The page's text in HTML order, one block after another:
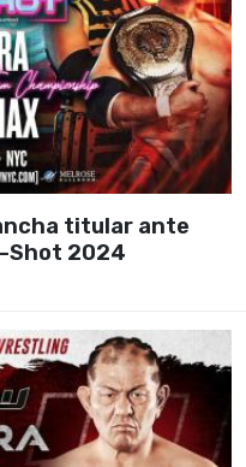
titular ante
Shot 2024